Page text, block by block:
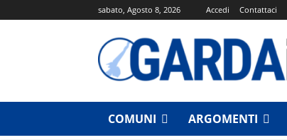
sabato, Agosto 8, 2026 Accedi Contattaci
COMUNI ARGOMENTI